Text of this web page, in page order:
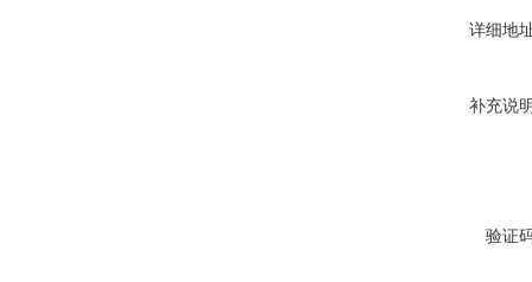
详细地
补充说
验证